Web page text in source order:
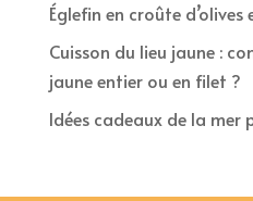
Églefin en croûte d’olives
Cuisson du lieu jaune :
jaune entier ou en filet ?
Idées cadeaux de la mer